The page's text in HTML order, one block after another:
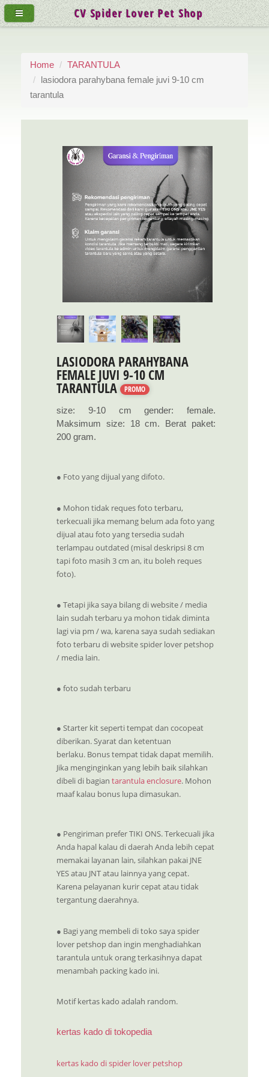
Home
TARANTULA
lasiodora parahybana female juvi 9-10 cm
tarantula
LASIODORA PARAHYBANA
FEMALE JUVI 9-10 CM
TARANTULA PROMO
size: 9-10 cm gender: female.
Maksimum size: 18 cm. Berat paket:
200 gram.
● Foto yang dijual yang difoto.
● Mohon tidak reques foto terbaru,
terkecuali jika memang belum ada foto yang
dijual atau foto yang tersedia sudah
terlampau outdated (misal deskripsi 8 cm
tapi foto masih 3 cm an, itu boleh reques
foto).
● Tetapi jika saya bilang di website / media
lain sudah terbaru ya mohon tidak diminta
lagi via pm / wa, karena saya sudah sediakan
foto terbaru di website spider lover petshop
/ media lain.
● foto sudah terbaru
● Starter kit seperti tempat dan cocopeat
diberikan. Syarat dan ketentuan
berlaku. Bonus tempat tidak dapat memilih.
Jika menginginkan yang lebih baik silahkan
dibeli di bagian tarantula enclosure. Mohon
maaf kalau bonus lupa dimasukan.
● Pengiriman prefer TIKI ONS. Terkecuali jika
Anda hapal kalau di daerah Anda lebih cepat
memakai layanan lain, silahkan pakai JNE
YES atau JNT atau lainnya yang cepat.
Karena pelayanan kurir cepat atau tidak
tergantung daerahnya.
● Bagi yang membeli di toko saya spider
lover petshop dan ingin menghadiahkan
tarantula untuk orang terkasihnya dapat
menambah packing kado ini.
Motif kertas kado adalah random.
kertas kado di tokopedia
kertas kado di spider lover petshop
CV Spider Lover Pet Shop